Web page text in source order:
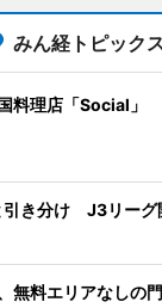
みん経トピック
料理店「Social」
引き分け J3リーグ
無料エリアなしの